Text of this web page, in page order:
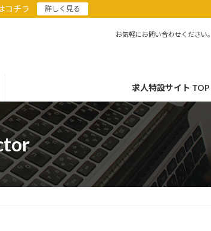
コチラ 詳しく見る
お気軽にお問い合わせください。
求人特設サイト TOP